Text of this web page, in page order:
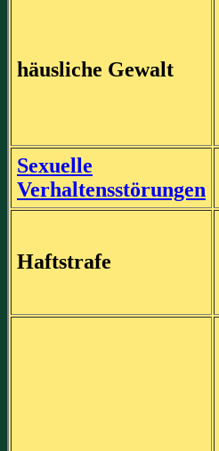
häusliche Gewalt
Sexuelle
Verhaltensstörungen
Haftstrafe